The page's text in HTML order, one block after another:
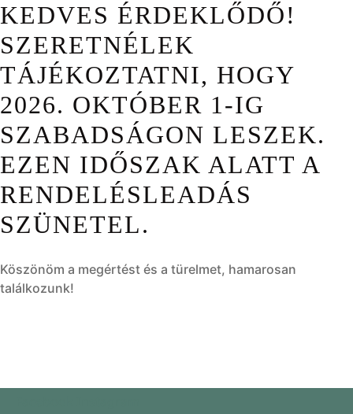
KEDVES ÉRDEKLŐDŐ!
SZERETNÉLEK
TÁJÉKOZTATNI, HOGY
2026. OKTÓBER 1-IG
SZABADSÁGON LESZEK.
EZEN IDŐSZAK ALATT A
RENDELÉSLEADÁS
SZÜNETEL.
Köszönöm a megértést és a türelmet, hamarosan
találkozunk!